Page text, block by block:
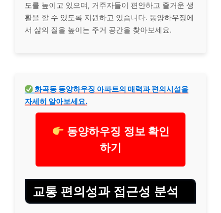
도를 높이고 있으며, 거주자들이 편안하고 즐거운 생
활을 할 수 있도록 지원하고 있습니다. 동양하우징에
서 삶의 질을 높이는 주거 공간을 찾아보세요.
화곡동 동양하우징 아파트의 매력과 편의시설을
자세히 알아보세요.
동양하우징 정보 확인
하기
교통 편의성과 접근성 분석